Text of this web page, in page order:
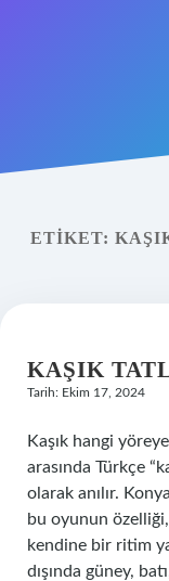
Yasal Uyarı
ETIKET:
KAŞIK
Tarih: Ekim 17, 2024
Kaşık hangi
arasında Türkçe
olarak anılır.
bu oyunun
kendine bir ritim
dışında güney,